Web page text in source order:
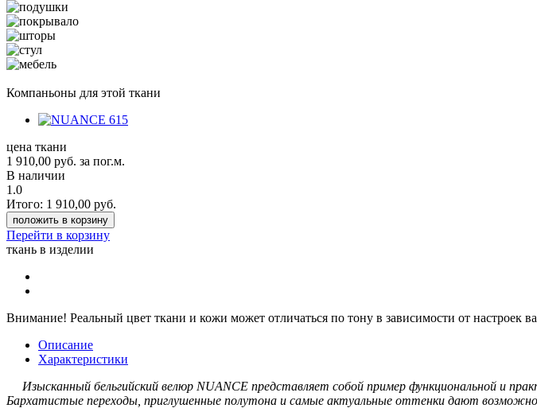
Компаньоны для этой ткани
цена ткани
1 910,00 руб. за пог.м.
В наличии
1.0
Итого: 1 910,00 руб.
положить в корзину
Перейти в корзину
ткань в изделии
Внимание! Реальный цвет ткани и кожи может отличаться по тону в зависимости от настроек
Описание
Характеристики
Изысканный бельгийский велюр NUANCE представляет собой пример функциональной и
Бархатистые переходы, приглушенные полутона и самые актуальные оттенки дают